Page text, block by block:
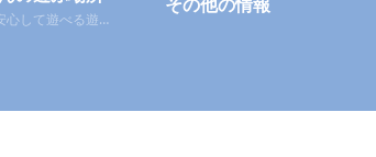
赤ちゃんが安心して遊べる遊び場
その他の情報